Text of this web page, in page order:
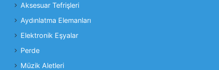
Aksesuar Tefrişleri
Aydınlatma Elemanları
Elektronik Eşyalar
Perde
Müzik Aletleri